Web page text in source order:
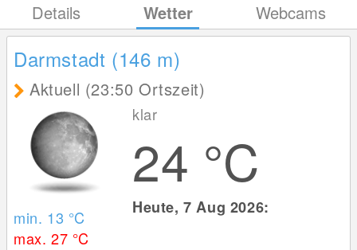
Details Wetter Webcams
Darmstadt (146 m)
Aktuell (23:50 Ortszeit)
min. 13 °C
max. 27 °C
klar
24 °C
Heute, 7 Aug 2026: